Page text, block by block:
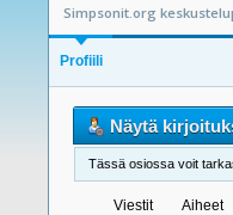
Simpsonit.org
Profiili
Näytä
Tässä osiossa voit
Viestit Aiheet